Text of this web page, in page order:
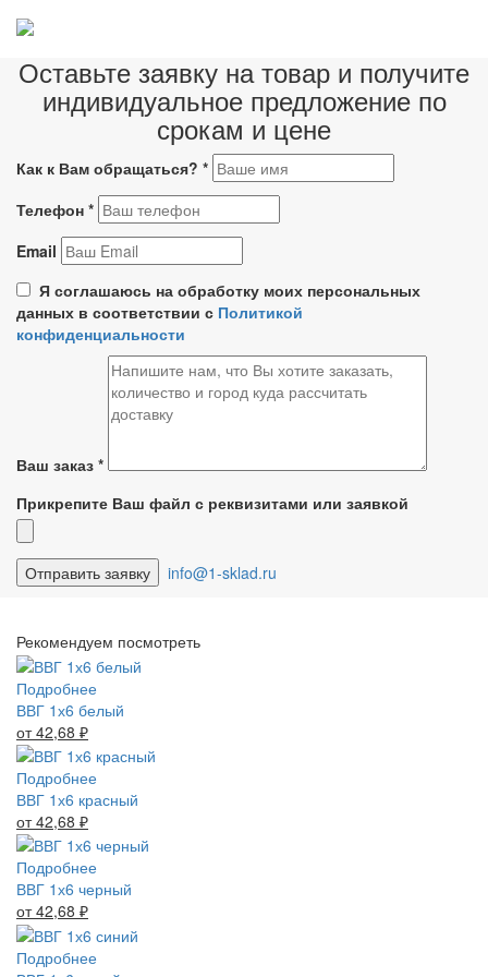
Оставьте заявку на товар и получите
индивидуальное предложение по
срокам и цене
Как к Вам обращаться? *
Телефон *
Email
Я соглашаюсь на обработку моих персональных
данных в соответствии с Политикой
конфиденциальности
Ваш заказ *
Прикрепите Ваш файл с реквизитами или заявкой
info@1-sklad.ru
Рекомендуем посмотреть
Подробнее
ВВГ 1х6 белый
от 42,68 ₽
Подробнее
ВВГ 1х6 красный
от 42,68 ₽
Подробнее
ВВГ 1х6 черный
от 42,68 ₽
Подробнее